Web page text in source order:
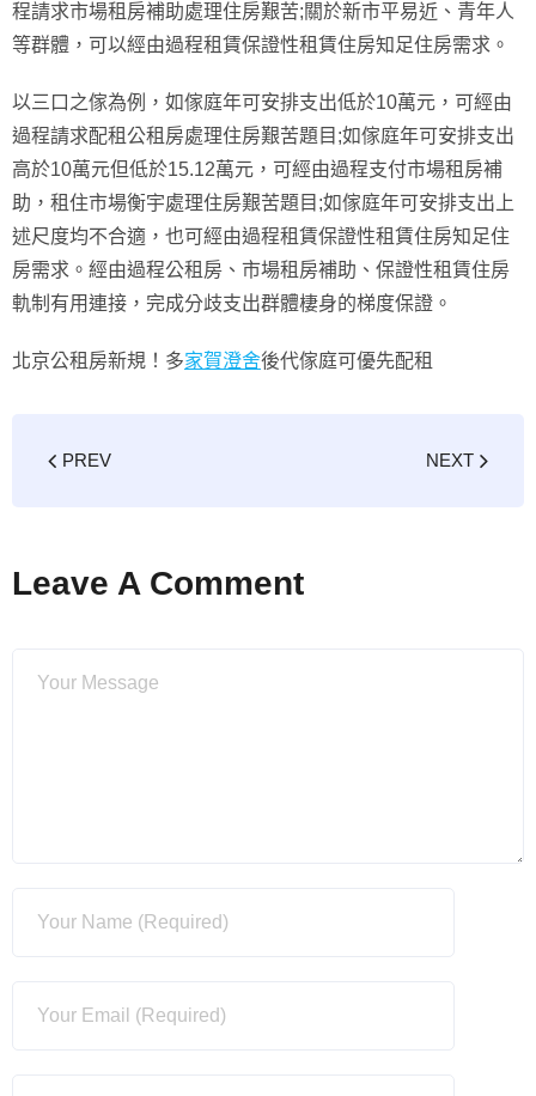
程請求市場租房補助處理住房艱苦;關於新市平易近、青年人
等群體，可以經由過程租賃保證性租賃住房知足住房需求。
以三口之傢為例，如傢庭年可安排支出低於10萬元，可經由
過程請求配租公租房處理住房艱苦題目;如傢庭年可安排支出
高於10萬元但低於15.12萬元，可經由過程支付市場租房補
助，租住市場衡宇處理住房艱苦題目;如傢庭年可安排支出上
述尺度均不合適，也可經由過程租賃保證性租賃住房知足住
房需求。經由過程公租房、市場租房補助、保證性租賃住房
軌制有用連接，完成分歧支出群體棲身的梯度保證。
北京公租房新規！多家賀澄舍後代傢庭可優先配租
PREV NEXT
Leave A Comment